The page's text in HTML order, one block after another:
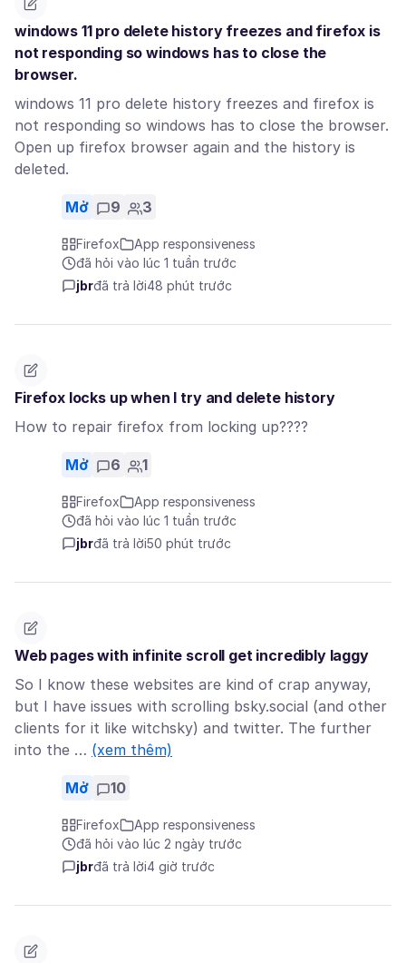
windows 11 pro delete history freezes and firefox is
not responding so windows has to close the
browser.
windows 11 pro delete history freezes and firefox is
not responding so windows has to close the browser.
Open up firefox browser again and the history is
deleted.
Mở 9 3
Firefox
App responsiveness
đã hỏi vào lúc 1 tuần trước
jbrđã trả lời48 phút trước
Firefox locks up when I try and delete history
How to repair firefox from locking up????
Mở 6 1
Firefox
App responsiveness
đã hỏi vào lúc 1 tuần trước
jbrđã trả lời50 phút trước
Web pages with infinite scroll get incredibly laggy
So I know these websites are kind of crap anyway,
but I have issues with scrolling bsky.social (and other
clients for it like witchsky) and twitter. The further
into the … (xem thêm)
Mở 10
Firefox
App responsiveness
đã hỏi vào lúc 2 ngày trước
jbrđã trả lời4 giờ trước